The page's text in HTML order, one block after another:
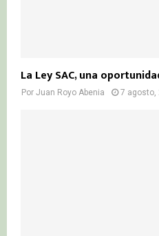
La Ley SAC, una
Por Juan Royo Abenia 7 agosto,